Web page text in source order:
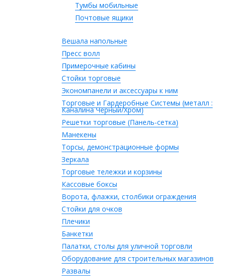
Тумбы мобильные
Почтовые ящики
Вешала напольные
Пресс волл
Примерочные кабины
Стойки торговые
Экономпанели и аксессуары к ним
Торговые и Гардеробные Системы (металл :
Каналина Черный/Хром)
Решетки торговые (Панель-сетка)
Манекены
Торсы, демонстрационные формы
Зеркала
Торговые тележки и корзины
Кассовые боксы
Ворота, флажки, столбики ограждения
Стойки для очков
Плечики
Банкетки
Палатки, столы для уличной торговли
Оборудование для строительных магазинов
Развалы